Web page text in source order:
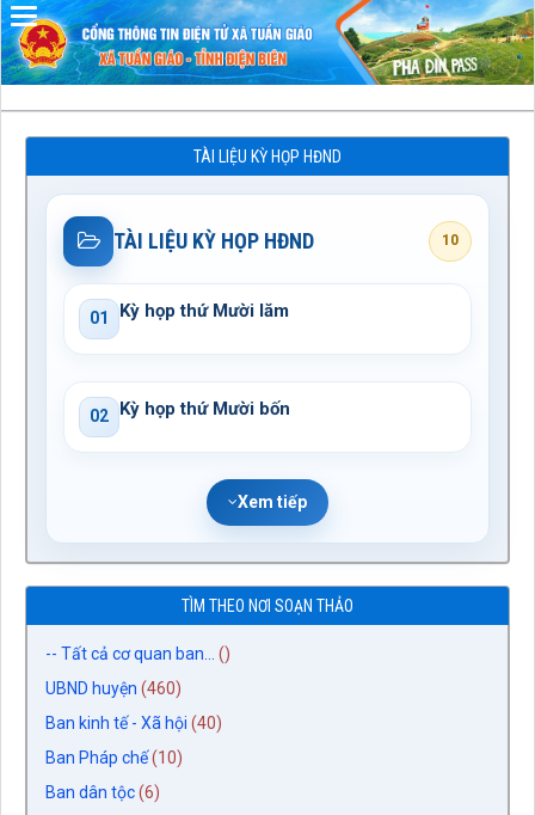
TÀI LIỆU KỲ HỌP HĐND
TÀI LIỆU KỲ HỌP HĐND 10
01 Kỳ họp thứ Mười lăm
02 Kỳ họp thứ Mười bốn
Xem tiếp
TÌM THEO NƠI SOẠN THẢO
-- Tất cả cơ quan ban...
()
UBND huyện (460)
Ban kinh tế - Xã hội (40)
Ban Pháp chế(10)
Ban dân tộc(6)
Đã kết nối EMC